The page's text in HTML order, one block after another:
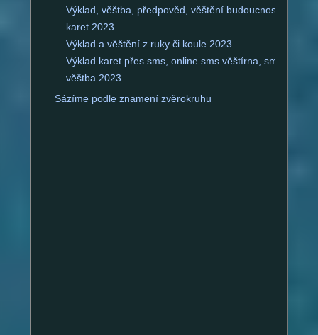
Výklad, věštba, předpověd, věštění budoucnosti z
karet 2023
Výklad a věštění z ruky či koule 2023
Výklad karet přes sms, online sms věštírna, sms
věštba 2023
Sázíme podle znamení zvěrokruhu